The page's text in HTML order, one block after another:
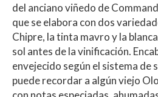
del anciano viñedo de
que se elabora con dos
Chipre, la tinta mavro y la
sol antes de la vinificación.
envejecido según el sistema de
puede recordar a algún viejo